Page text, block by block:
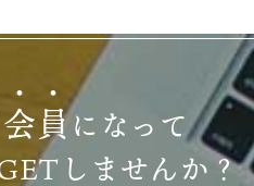
会員になって
しませんか？